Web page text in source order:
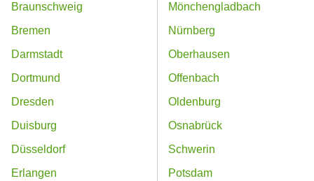
Braunschweig
Bremen
Darmstadt
Dortmund
Dresden
Duisburg
Düsseldorf
Erlangen
Mönchengladbach
Nürnberg
Oberhausen
Offenbach
Oldenburg
Osnabrück
Schwerin
Potsdam